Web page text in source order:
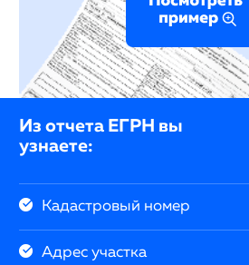
Из отчета ЕГРН вы
узнаете:
Кадастровый номер
Адрес участка